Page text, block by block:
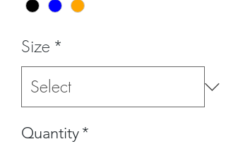
Size *
Quantity*